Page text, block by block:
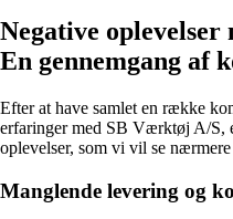
Negative
En gennemgang af
Efter at have samlet en række
erfaringer med SB Værktøj A/S,
oplevelser, som vi vil se nærmere
Manglende levering og